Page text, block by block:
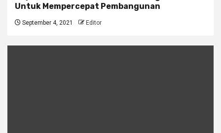
Untuk Mempercepat Pembangunan
September 4, 2021 Editor